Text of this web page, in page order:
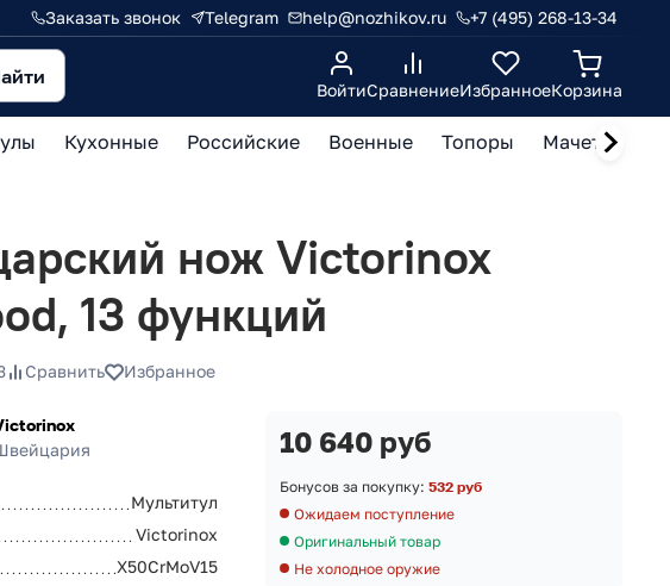
Заказать звонок Telegram help@nozhikov.ru +7 (495) 268-13-34
ВойтиСравнениеИзбранноеКорзина
Кухонные Российские Военные Топоры Мачете,
нож Victorinox
13 функций
Сравнить Избранное
Мультитул
Victorinox
X50CrMoV15
10 640 руб
Бонусов за покупку: 532 руб
Ожидаем поступление
Оригинальный товар
Не холодное оружие